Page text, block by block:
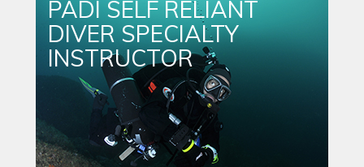
PADI SELF RELIANT
DIVER SPECIALTY
INSTRUCTOR